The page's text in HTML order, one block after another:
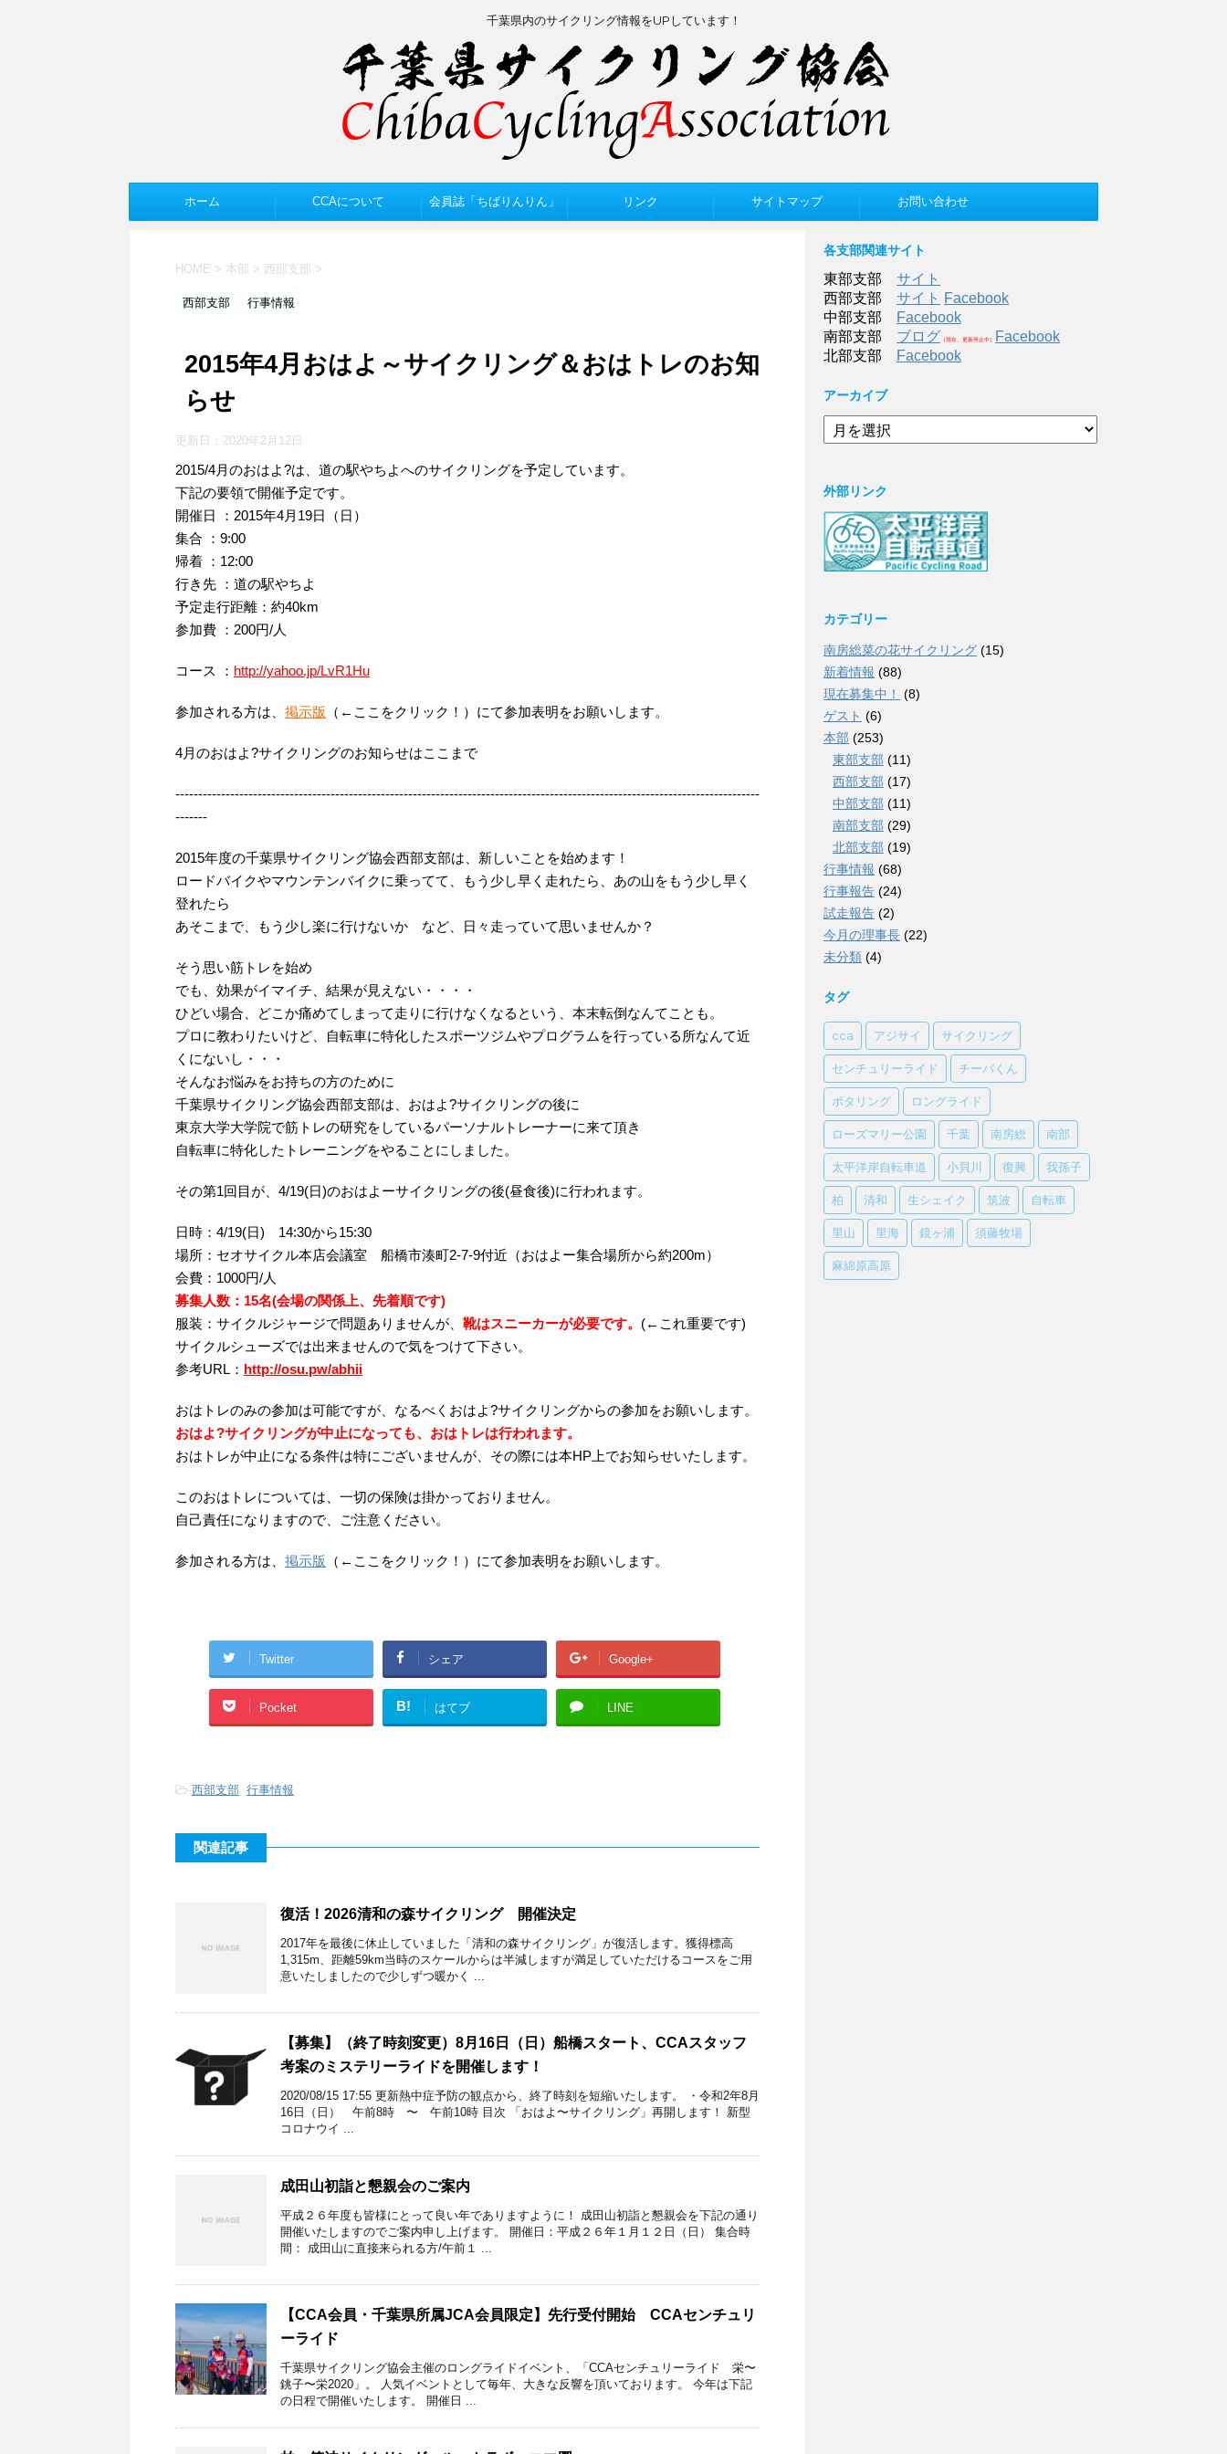
千葉県内のサイクリング情報をUPしています！
ホーム CCAについて 会員誌「ちばりんりん」 リンク サイトマップ お問い合わせ
HOME > 本部 > 西部支部 >
西部支部 行事情報
2015年4月おはよ～サイクリング＆おはトレのお知
らせ
更新日： 2020年2月12日
2015/4月のおはよ?は、道の駅やちよへのサイクリングを予定しています。
下記の要領で開催予定です。
開催日 ：2015年4月19日（日）
集合 ：9:00
帰着 ：12:00
行き先 ：道の駅やちよ
予定走行距離：約40km
参加費 ：200円/人
コース ： http://yahoo.jp/LvR1Hu
参加される方は、 掲示版 （←ここをクリック！）にて参加表明をお願いします。
4月のおはよ?サイクリングのお知らせはここまで
--------------------------------------------------------------------------------------------------------------------------------
-------
2015年度の千葉県サイクリング協会西部支部は、新しいことを始めます！
ロードバイクやマウンテンバイクに乗ってて、もう少し早く走れたら、あの山をもう少し早く
登れたら
あそこまで、もう少し楽に行けないか など、日々走っていて思いませんか？
そう思い筋トレを始め
でも、効果がイマイチ、結果が見えない・・・・
ひどい場合、どこか痛めてしまって走りに行けなくなるという、本末転倒なんてことも。
プロに教わりたいけど、自転車に特化したスポーツジムやプログラムを行っている所なんて近
くにないし・・・
そんなお悩みをお持ちの方のために
千葉県サイクリング協会西部支部は、おはよ?サイクリングの後に
東京大学大学院で筋トレの研究をしているパーソナルトレーナーに来て頂き
自転車に特化したトレーニングをやることにしました。
その第1回目が、4/19(日)のおはよーサイクリングの後(昼食後)に行われます。
日時：4/19(日) 14:30から15:30
場所：セオサイクル本店会議室 船橋市湊町2-7-9付近（おはよー集合場所から約200m）
会費：1000円/人
募集人数：15名(会場の関係上、先着順です)
服装：サイクルジャージで問題ありませんが、 靴はスニーカーが必要です。 (←これ重要です)
サイクルシューズでは出来ませんので気をつけて下さい。
参考URL： http://osu.pw/abhii
おはトレのみの参加は可能ですが、なるべくおはよ?サイクリングからの参加をお願いします。
おはよ?サイクリングが中止になっても、おはトレは行われます。
おはトレが中止になる条件は特にございませんが、その際には本HP上でお知らせいたします。
このおはトレについては、一切の保険は掛かっておりません。
自己責任になりますので、ご注意ください。
参加される方は、 掲示版 （←ここをクリック！）にて参加表明をお願いします。
Twitter シェア Google+
Pocket B! はてブ LINE
-西部支部, 行事情報
関連記事
復活！2026清和の森サイクリング 開催決定
2017年を最後に休止していました「清和の森サイクリング」が復活します。獲得標高
1,315m、距離59km当時のスケールからは半減しますが満足していただけるコースをご用
意いたしましたので少しずつ暖かく ...
【募集】（終了時刻変更）8月16日（日）船橋スタート、CCAスタッフ
考案のミステリーライドを開催します！
2020/08/15 17:55 更新熱中症予防の観点から、終了時刻を短縮いたします。 ・令和2年8月
16日（日） 午前8時 〜 午前10時 目次 「おはよ〜サイクリング」再開します！ 新型
コロナウイ ...
成田山初詣と懇親会のご案内
平成２６年度も皆様にとって良い年でありますように！ 成田山初詣と懇親会を下記の通り
開催いたしますのでご案内申し上げます。 開催日：平成２６年１月１２日（日） 集合時
間： 成田山に直接来られる方/午前１ ...
【CCA会員・千葉県所属JCA会員限定】先行受付開始 CCAセンチュリ
ーライド
千葉県サイクリング協会主催のロングライドイベント、「CCAセンチュリーライド 栄〜
銚子〜栄2020」。 人気イベントとして毎年、大きな反響を頂いております。 今年は下記
の日程で開催いたします。 開催日 ...
各支部関連サイト
東部支部 サイト
西部支部 サイト Facebook
中部支部
Facebook
南部支部 ブログ （現在、更新停止中）
Facebook
北部支部
Facebook
アーカイブ
ア
ー
ブ
外部リンク
カテゴリー
南房総菜の花サイクリング (15)
新着情報 (88)
現在募集中！
(8)
ゲスト (6)
本部 (253)
東部支部 (11)
西部支部 (17)
中部支部 (11)
南部支部 (29)
北部支部 (19)
行事情報 (68)
行事報告 (24)
試走報告 (2)
今月の理事長 (22)
未分類 (4)
タグ
cca アジサイ サイクリング
センチュリーライド チーバくん
ポタリング ロングライド
ローズマリー公園 千葉 南房総 南部
太平洋岸自転車道 小貝川 復興 我孫子
柏 清和 生シェイク 筑波 自転車
里山 里海 鏡ヶ浦 須藤牧場
麻綿原高原